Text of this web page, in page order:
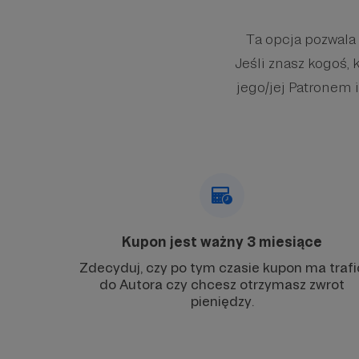
Ta opcja
Jeśli znasz kogoś,
jego/jej Patronem
Kupon jest ważny 3 miesiące
Zdecyduj, czy po tym czasie kupon ma
do Autora czy chcesz otrzymasz zwrot
pieniędzy.